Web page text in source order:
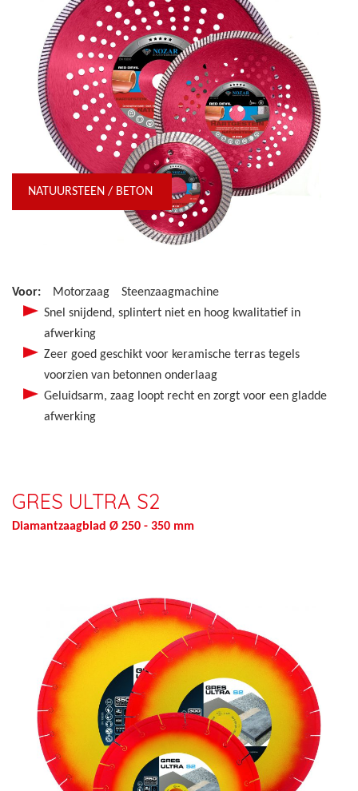
NATUURSTEEN / BETON
Voor: Motorzaag
Steenzaagmachine
Snel snijdend, splintert niet en hoog kwalitatief in
afwerking
Zeer goed geschikt voor keramische terras tegels
voorzien van betonnen onderlaag
Geluidsarm, zaag loopt recht en zorgt voor een gladde
afwerking
GRES ULTRA S2
Diamantzaagblad Ø 250 - 350 mm